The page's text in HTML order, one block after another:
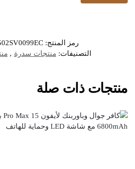
رمز المنتج:
التصنيفات: منتجات سدرة ,
منتجات ذات صلة